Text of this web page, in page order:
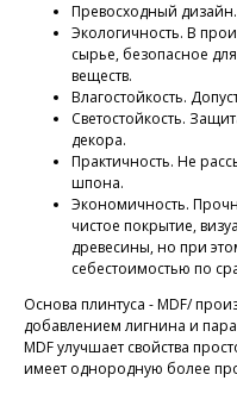
Превосходный
Экологичность. В
сырье, безопасное
веществ.
Влагостойкость.
Светостойкость.
декора.
Практичность. Не
шпона.
Экономичность.
чистое покрытие,
древесины, но при
себестоимостью по
Основа плинтуса - MDF/
добавлением лигнина и
MDF улучшает свойства
имеет однородную более